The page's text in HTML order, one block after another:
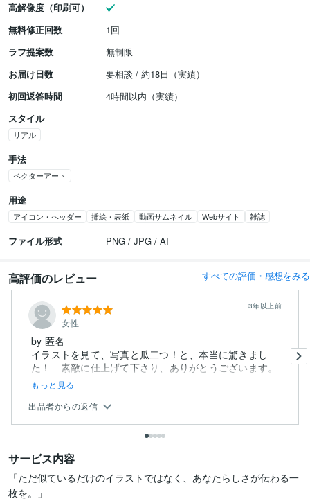
高解像度（印刷可）
無料修正回数
1回
ラフ提案数
無制限
お届け日数
要相談 / 約18日（実績）
初回返答時間
4時間以内（実績）
スタイル
リアル
手法
ベクターアート
用途
アイコン・ヘッダー 挿絵・表紙 動画サムネイル Webサイト 雑誌
ファイル形式 PNG / JPG / AI
高評価のレビュー すべての評価・感想をみる
女性
3年以上前
by 匿名
イラストを見て、写真と瓜二つ！と、本当に驚きまし
もっと見る
出品者からの返信
サービス内容
「ただ似ているだけのイラストではなく、あなたらしさが伝わる一
枚を。」